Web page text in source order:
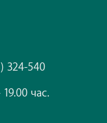
324-540
час.